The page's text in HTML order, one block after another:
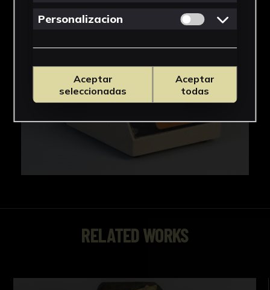
RELATED WORKS
Personalizacion Permitir cookies
Aceptar
seleccionadas
Aceptar
todas